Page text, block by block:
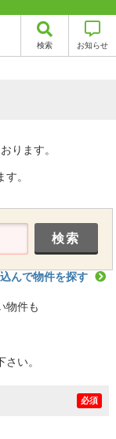
検索 お知らせ
ります。
。
んで物件を探す
物件も
い。
必須